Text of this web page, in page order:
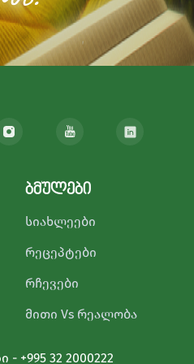
ბმულები
სიახლეები
რეცეპტები
რჩევები
მითი Vs რეალობა
+995 32 2000222